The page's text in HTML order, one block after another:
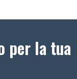
per la tua